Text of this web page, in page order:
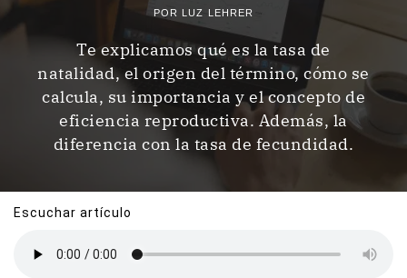
POR LUZ LEHRER
Te explicamos qué es la tasa de
natalidad, el origen del término, cómo se
calcula, su importancia y el concepto de
eficiencia reproductiva. Además, la
diferencia con la tasa de fecundidad.
Escuchar artículo